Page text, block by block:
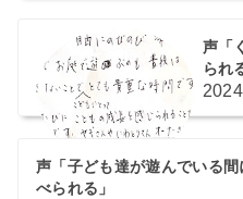
声「
られ
声「子ども達が遊んでいる
べられる」